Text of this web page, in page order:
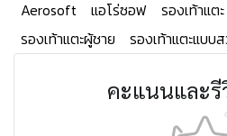
Aerosoft แอโร่ซอฟ รองเท้าแตะ
รองเท้าแตะผู้ชาย
รองเท้าแตะแบบ
คะแนนและรี